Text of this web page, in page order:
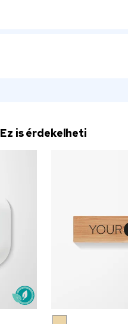
Ez is érdekelheti